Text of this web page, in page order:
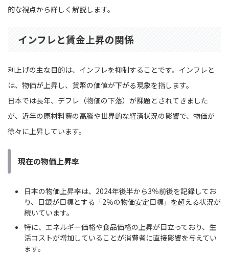
的な視点から詳しく解説します。
インフレと賃金上昇の関係
利上げの主な目的は、インフレを抑制することです。インフレと
は、物価が上昇し、貨幣の価値が下がる現象を指します。
日本では長年、デフレ（物価の下落）が課題とされてきました
が、近年の原材料費の高騰や世界的な経済状況の影響で、物価が
徐々に上昇しています。
現在の物価上昇率
日本の物価上昇率は、2024年後半から3％前後を記録してお
り、日銀が目標とする「2％の物価安定目標」を超える状況が
続いています。
特に、エネルギー価格や食品価格の上昇が目立っており、生
活コストが増加していることが消費者に直接影響を与えてい
ます。